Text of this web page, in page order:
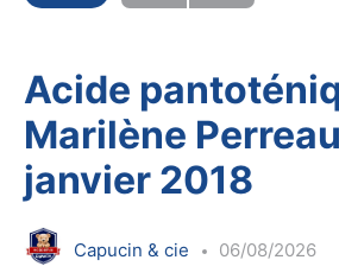
Acide
Marilène
janvier 2018
Capucin & cie 06/08/2026